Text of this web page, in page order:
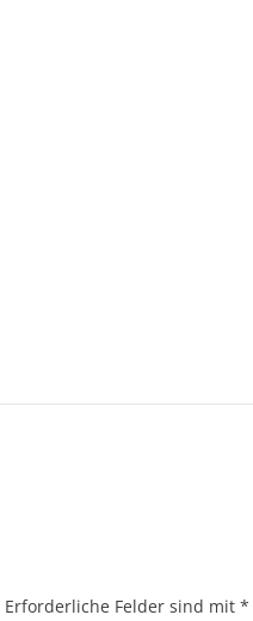
Erforderliche Felder sind mit *